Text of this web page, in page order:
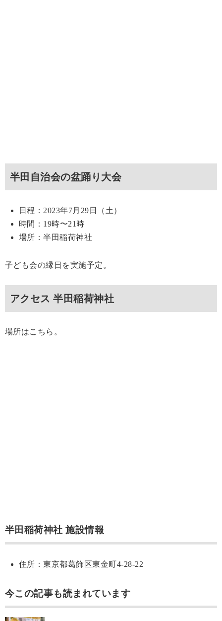
半田自治会の盆踊り大会
日程：2023年7月29日（土）
時間：19時〜21時
場所：半田稲荷神社
子ども会の縁日を実施予定。
アクセス 半田稲荷神社
場所はこちら。
半田稲荷神社 施設情報
住所：東京都葛飾区東金町4-28-22
今この記事も読まれています